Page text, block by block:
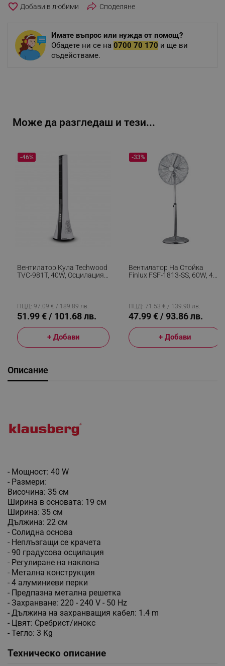
favorite_border Споделяне
Имате въпрос или нужда от помощ?
Обадете ни се на 0700 70 170 и ще ви
съдействаме.
Може да разгледаш и тези...
Вентилатор Кула Techwood
TVC-981T, 40W, Осцилация,
-46%
ПЦД: 97.09 € / 189.89 лв.
51.99 € / 101.68 лв.
+ Добави
Вентилатор На Стойка
Finlux FSF-1813-SS, 60W, 45
-33%
ПЦД: 71.53 € / 139.90 лв.
47.99 € / 93.86 лв.
+ Добави
Описание
- Мощност: 40 W
- Размери:
Височина: 35 см
Ширина в основата: 19 см
Ширина: 35 см
Дължина: 22 см
- Солидна основа
- Неплъзгащи се крачета
- 90 градусова осцилация
- Регулиране на наклона
- Метална конструкция
- 4 алуминиеви перки
- Предпазна метална решетка
- Захранване: 220 - 240 V - 50 Hz
- Дължина на захранващия кабел: 1.4 m
- Цвят: Сребрист/инокс
- Тегло: 3 Kg
Техническо описание